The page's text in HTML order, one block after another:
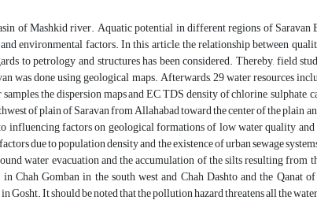
of Mashkid river. Aquatic potential in different regions of
environmental factors. In this article, the relationship between
to petrology and structures has been considered. Thereby, field
was done using geological maps. Afterwards, 29 water resources
the dispersion maps and EC, TDS density of chlorine,
of plain of Saravan from Allahabad toward the center of the plain
influencing factors on geological formations of low water quality
due to population density and the existence of urban sewage
water evacuation and the accumulation of the silts resulting from
Chah Gomban in the south west and Chah Dashto and the Qanat
It should be noted that the pollution hazard threatens all the